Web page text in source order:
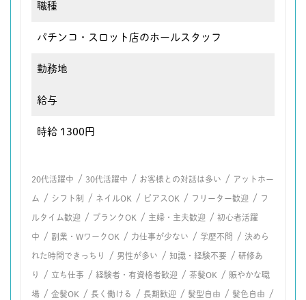
職種
パチンコ・スロット店のホールスタッフ
勤務地
給与
時給 1300円
20代活躍中 / 30代活躍中 / お客様との対話は多い / アットホー
ム / シフト制 / ネイルOK / ピアスOK / フリーター歓迎 / フ
ルタイム歓迎 / ブランクOK / 主婦・主夫歓迎 / 初心者活躍
中 / 副業・WワークOK / 力仕事が少ない / 学歴不問 / 決めら
れた時間できっちり / 男性が多い / 知識・経験不要 / 研修あ
り / 立ち仕事 / 経験者・有資格者歓迎 / 茶髪OK / 賑やかな職
場 / 金髪OK / 長く働ける / 長期歓迎 / 髪型自由 / 髪色自由 /